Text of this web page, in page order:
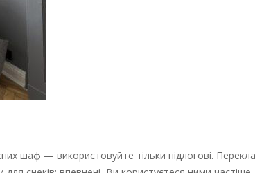
шаф — використовуйте тільки підлогові.